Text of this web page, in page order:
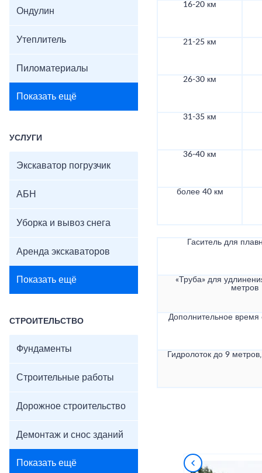
Ондулин
Утеплитель
Пиломатериалы
Показать ещё
УСЛУГИ
Экскаватор погрузчик
АБН
Уборка и вывоз снега
Аренда экскаваторов
Показать ещё
СТРОИТЕЛЬСТВО
Фундаменты
Строительные работы
Дорожное строительство
Демонтаж и снос зданий
Показать ещё
16-20 км
21-25 км
26-30 км
31-35 км
36-40 км
более 40 км
Гаситель для
«Труба» для
метров
Дополнительное
Гидролоток до 9